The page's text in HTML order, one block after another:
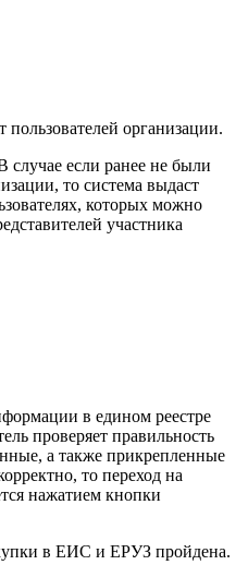
пользователей организации.
случае если ранее не были
то система выдаст
которых можно
участника
в едином реестре
проверяет правильность
а также прикрепленные
то переход на
нажатием кнопки
в ЕИС и ЕРУЗ пройдена.